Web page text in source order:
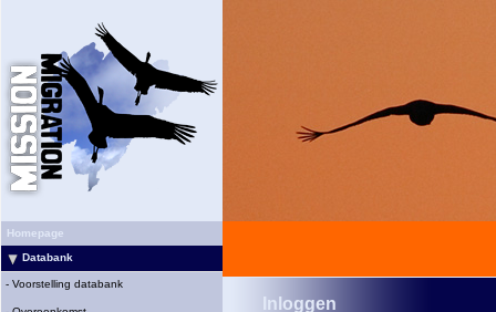
Homepage
Databank
- Voorstelling databank
Inloggen